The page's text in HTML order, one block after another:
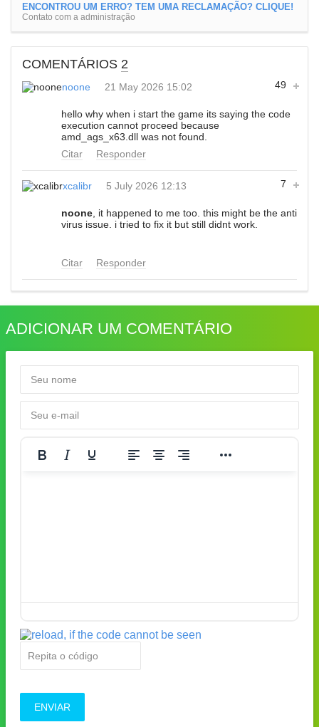
ENCONTROU UM ERRO? TEM UMA RECLAMAÇÃO? CLIQUE!
Contato com a administração
COMENTÁRIOS 2
49
noone 21 May 2026 15:02
hello why when i start the game its saying the code
execution cannot proceed because
amd_ags_x63.dll was not found.
Citar
Responder
7
xcalibr 5 July 2026 12:13
noone , it happened to me too. this might be the anti
virus issue. i tried to fix it but still didnt work.
Citar Responder
ADICIONAR UM COMENTÁRIO
ENVIAR